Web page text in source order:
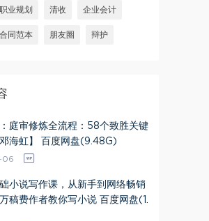
职业规划 清收 企业会计
合同范本 朋友圈 辩护
庭审修炼全流程：58个致胜关键
海虹】 百度网盘(9.48G)
06
础小说写作课，从新手到网络畅销
稿费作者教你写小说 百度网盘(1.